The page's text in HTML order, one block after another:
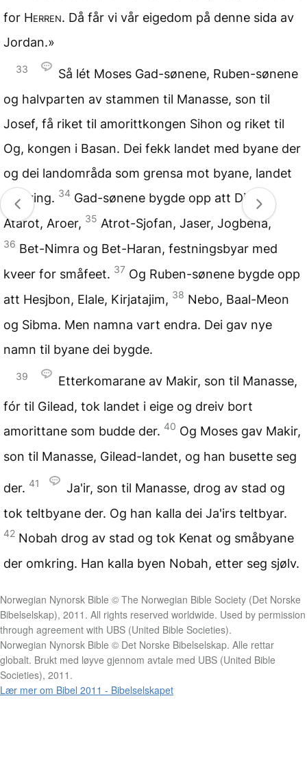
for Herren. Då får vi vår eigedom på denne sida av
Jordan.»
33
Så lét Moses Gad-sønene, Ruben-sønene
og halvparten av stammen til Manasse, son til
Josef, få riket til amorittkongen Sihon og riket til
Og, kongen i Basan. Dei fekk landet med byane der
og dei landområda som grensa mot byane, landet
omkring. 34 Gad-sønene bygde opp att Dibon,
Atarot, Aroer, 35 Atrot-Sjofan, Jaser, Jogbeha,
36 Bet-Nimra og Bet-Haran, festningsbyar med
kveer for småfeet. 37 Og Ruben-sønene bygde opp
att Hesjbon, Elale, Kirjatajim, 38 Nebo, Baal-Meon
og Sibma. Men namna vart endra. Dei gav nye
namn til byane dei bygde.
39
Etterkomarane av Makir, son til Manasse,
fór til Gilead, tok landet i eige og dreiv bort
amorittane som budde der. 40 Og Moses gav Makir,
son til Manasse, Gilead-landet, og han busette seg
der. 41
Ja'ir, son til Manasse, drog av stad og
tok teltbyane der. Og han kalla dei Ja'irs teltbyar.
42 Nobah drog av stad og tok Kenat og småbyane
der omkring. Han kalla byen Nobah, etter seg sjølv.
Norwegian Nynorsk Bible © The Norwegian Bible Society (Det Norske
Bibelselskap), 2011. All rights reserved worldwide. Used by permission
through agreement with UBS (United Bible Societies).
Norwegian Nynorsk Bible © Det Norske Bibelselskap. Alle rettar
globalt. Brukt med løyve gjennom avtale med UBS (United Bible
Societies), 2011.
Lær mer om Bibel 2011 - Bibelselskapet